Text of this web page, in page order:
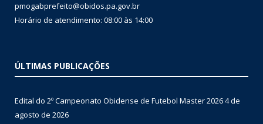
pmogabprefeito@obidos.pa.gov.br
Horário de atendimento: 08:00 às 14:00
ÚLTIMAS PUBLICAÇÕES
Edital do 2º Campeonato Obidense de Futebol Master 20264 de
agosto de 2026